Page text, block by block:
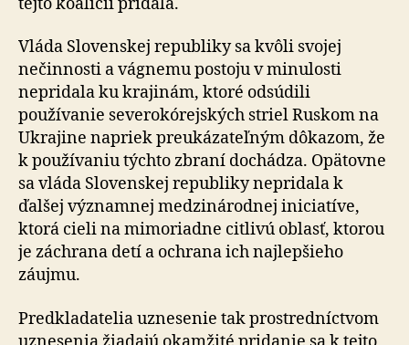
Vláda Slovenskej republiky sa kvôli svojej
nečinnosti a vágnemu postoju v minulosti
nepridala ku krajinám, ktoré odsúdili
používanie severokórejských striel Ruskom na
Ukrajine napriek preukázateľným dôkazom, že
k používaniu týchto zbraní dochádza. Opätovne
sa vláda Slovenskej republiky nepridala k
ďalšej významnej medzinárodnej iniciatíve,
ktorá cieli na mimoriadne citlivú oblasť, ktorou
je záchrana detí a ochrana ich najlepšieho
záujmu.
Predkladatelia uznesenie tak prostredníctvom